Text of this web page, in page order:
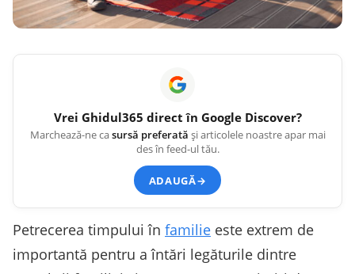
Vrei Ghidul365 direct în Google Discover?
Marchează-ne casursă preferată și articolele noastre apar mai
des în feed-ul tău.
ADAUGĂ→
Petrecerea timpului în familie este extrem de
importantă pentru a întări legăturile dintre